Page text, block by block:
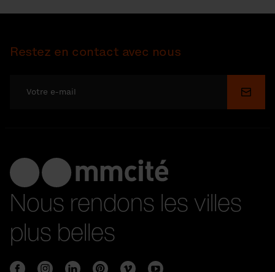
Restez en contact avec nous
Nous rendons les villes
plus belles